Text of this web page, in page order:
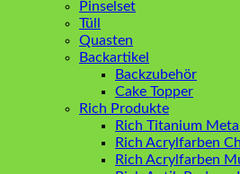
Pinselset
Tüll
Quasten
Backartikel
Backzubehör
Cake Topper
Rich Produkte
Rich Titanium
Rich Acrylfarben
Rich Acrylfarben